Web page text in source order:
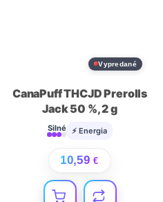
Vypredané
CanaPuff THCJD Prerolls
Jack 50 %, 2 g
Silné ⚡ Energia
10,59€